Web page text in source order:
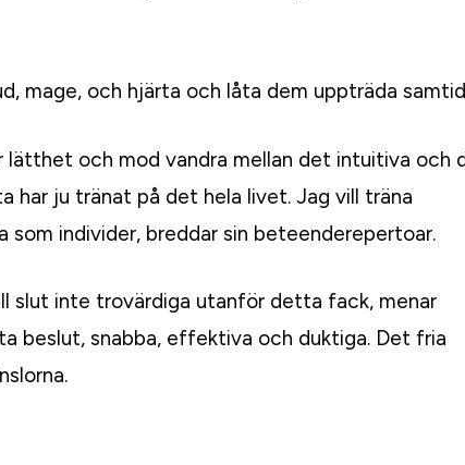
mage, och hjärta och låta dem uppträda
lätthet och mod vandra mellan det intuitiva och
har ju tränat på det hela livet. Jag vill träna
som individer, breddar sin beteenderepertoar.
slut inte trovärdiga utanför detta fack, menar
beslut, snabba, effektiva och duktiga. Det fria